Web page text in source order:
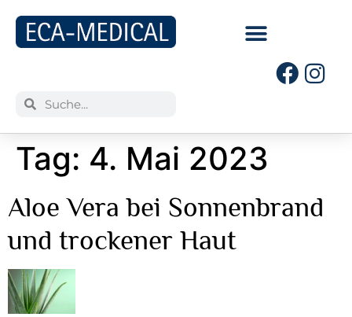
Tag: 4. Mai 2023
Aloe Vera bei Sonnenbrand
und trockener Haut